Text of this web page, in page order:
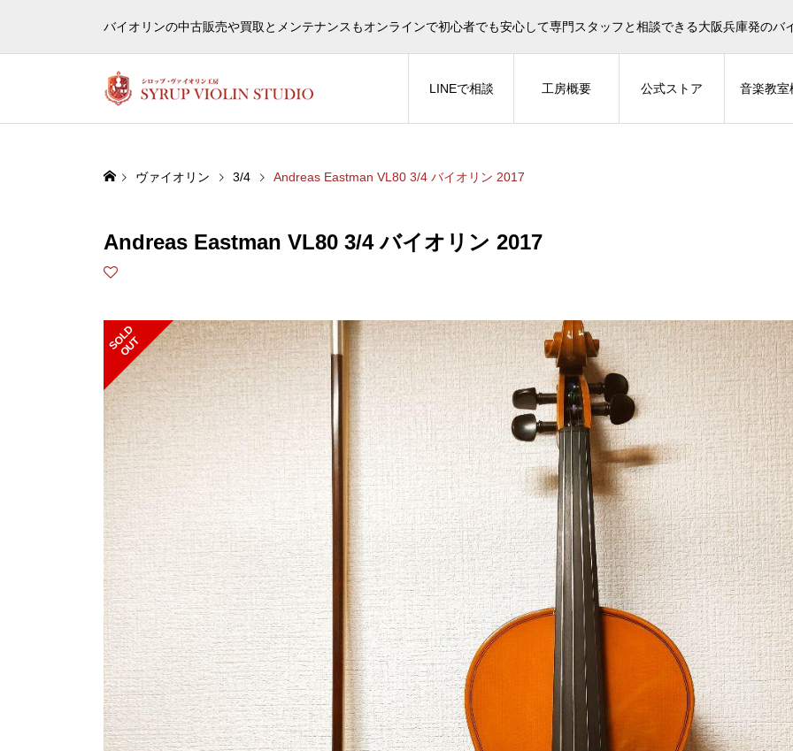
バイオリンの中古販売や買取とメンテナンスもオンラインで初心者でも安心して専門スタッフと相談できる大阪兵庫発のバ
LINEで相談 工房概要 公式ストア 音楽教室
ヴァイオリン 3/4 Andreas Eastman VL80 3/4 バイオリン 2017
Andreas Eastman VL80 3/4 バイオリン 2017
S
O
L
D
O
U
T
ヴァイオリン選びについてタサカ工房長にLINE相談も頂けます。